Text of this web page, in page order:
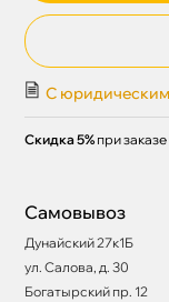
С
Скидка 5% при
Самовывоз
Дунайский 27к1Б
ул. Салова, д. 30
Богатырский пр. 12